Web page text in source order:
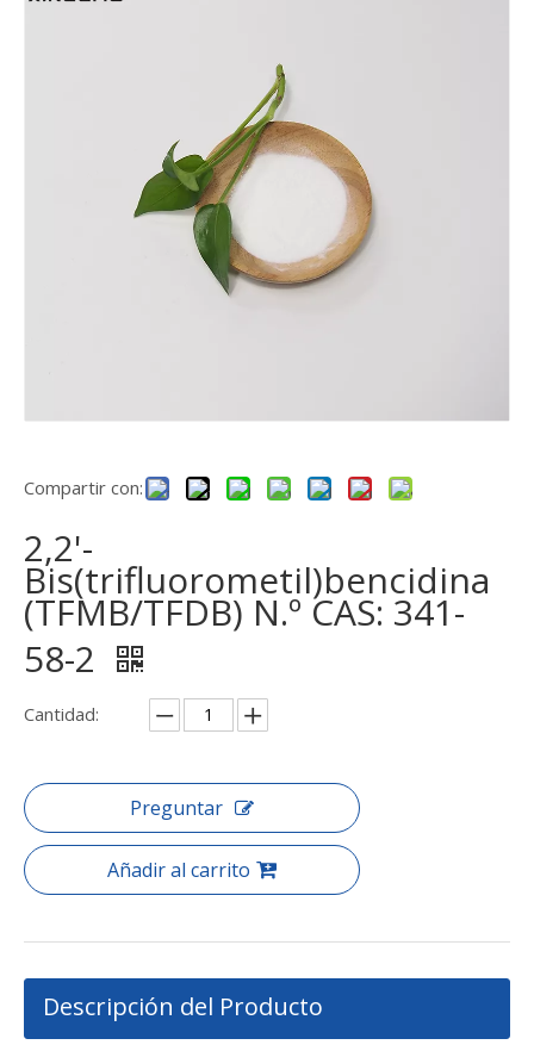
Compartir con:
2,2'-
Bis(trifluorometil)bencidina
(TFMB/TFDB) N.º CAS: 341-
58-2
Cantidad:
Preguntar
Añadir al carrito
Descripción del Producto